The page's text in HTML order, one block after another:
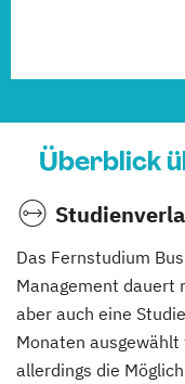
Überblick
Das Fernstudium
Management dauert
aber auch eine
Monaten
allerdings die